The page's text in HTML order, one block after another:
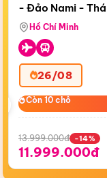
Bay Sun
- Đảo Nami -
Airways)
Hồ Chí Minh
26/08
Còn 10 chỗ
Còn 10 chỗ
13.999.000đ -14%
11.999.000đ